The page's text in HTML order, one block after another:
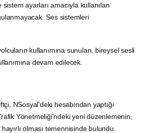
sistem ayarları amacıyla kullanılan
Ses sistemleri
kullanımına sunulan, bireysel sesli
devam edilecek.
NSosyal'deki hesabından yaptığı
Yönetmeliği'ndeki yeni düzenlemenin,
olması temennisinde bulundu.